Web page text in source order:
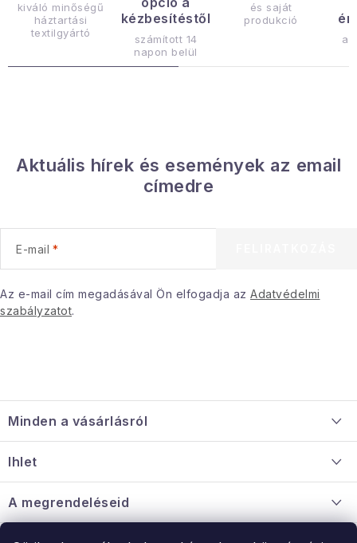
n
s
e
m
e
i
kiváló minőségű
háztartási
textilgyártó
kézbesítéstől
számított 14
napon belül
és saját
produkció
Aktuális hírek és események az email
címedre
E-mail
Az e-mail cím megadásával Ön elfogadja az Adatvédelmi
szabályzatot.
á
b
é
c
Minden a vásárlásról
Információ a mellékletről
Nagykereskedelmi együttműködés
Ihlet
A megrendeléseid